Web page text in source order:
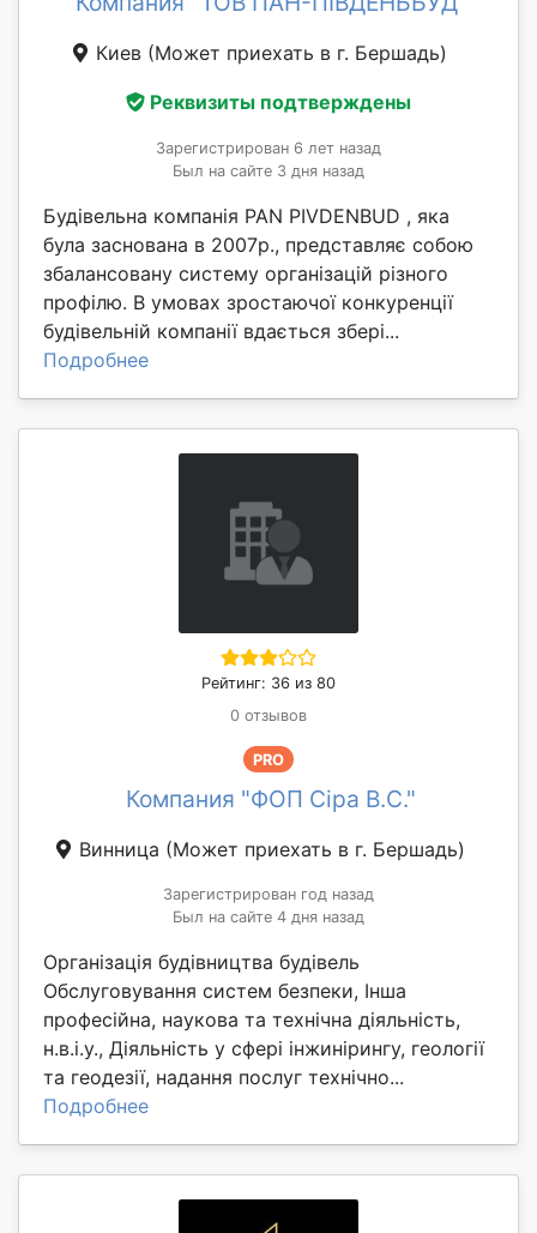
Киев (Может приехать в г. Бершадь)
Реквизиты подтверждены
Зарегистрирован 6 лет назад
Был на сайте 3 дня назад
Будівельна компанія PAN PIVDENBUD , яка
була заснована в 2007р., представляє собою
збалансовану систему організацій різного
профілю. В умовах зростаючої конкуренції
будівельній компанії вдається збері...
Подробнее
Рейтинг: 36 из 80
0 отзывов
PRO
Компания "ФОП Сіра В.С."
Винница (Может приехать в г. Бершадь)
Зарегистрирован год назад
Был на сайте 4 дня назад
Організація будівництва будівель
Обслуговування систем безпеки, Інша
професійна, наукова та технічна діяльність,
н.в.і.у., Діяльність у сфері інжинірингу, геології
та геодезії, надання послуг технічно...
Подробнее